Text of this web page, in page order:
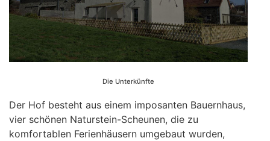
Die Unterkünfte
Der Hof besteht aus einem imposanten Bauernhaus,
vier schönen Naturstein-Scheunen, die zu
komfortablen Ferienhäusern umgebaut wurden,